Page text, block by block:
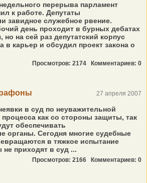
перерыва парламент
к работе. Депутаты
завидное служебное рвение.
день проходит в бурных дебатах
но на сей раз депутатский корпус
в карьер и обсудил проект закона о
Просмотров: 2174 Комментариев: 0
27 апреля 2007
в суд по неуважительной
процесса как со стороны защиты, так
обеспечивать
органы. Сегодня многие судебные
в тяжкое испытание
не приходят в суд ...
Просмотров: 2166 Комментариев: 0